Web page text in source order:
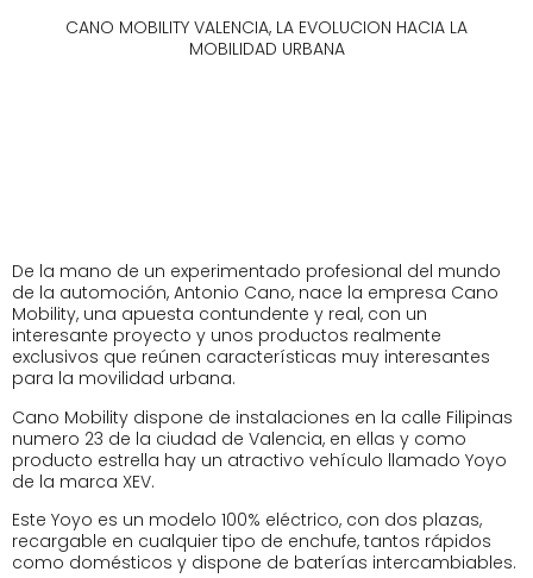
CANO MOBILITY VALENCIA, LA EVOLUCION HACIA LA
MOBILIDAD URBANA
De la mano de un experimentado profesional del mundo
de la automoción, Antonio Cano, nace la empresa Cano
Mobility, una apuesta contundente y real, con un
interesante proyecto y unos productos realmente
exclusivos que reúnen características muy interesantes
para la movilidad urbana.
Cano Mobility dispone de instalaciones en la calle Filipinas
numero 23 de la ciudad de Valencia, en ellas y como
producto estrella hay un atractivo vehículo llamado Yoyo
de la marca XEV.
Este Yoyo es un modelo 100% eléctrico, con dos plazas,
recargable en cualquier tipo de enchufe, tantos rápidos
como domésticos y dispone de baterías intercambiables.